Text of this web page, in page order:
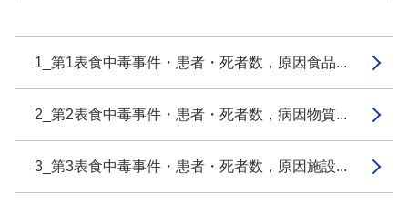
1_第1表食中毒事件・患者・死者数，原因食品...
2_第2表食中毒事件・患者・死者数，病因物質...
3_第3表食中毒事件・患者・死者数，原因施設...